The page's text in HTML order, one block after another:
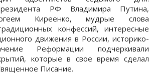
РФ Владимира Путина,
Киреенко, мудрые слова
конфессий, интересные
движения в России, историко-
Реформации подчеркивали
которые в свое время сделал
Писание.